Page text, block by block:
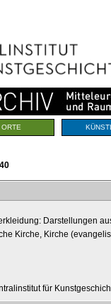
ORTE
Darstellungen
Kirche, Kirche
für